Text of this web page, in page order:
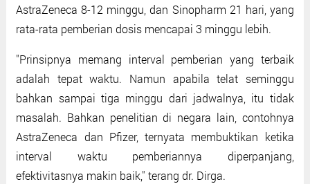
AstraZeneca 8-12 minggu, dan Sinopharm 21 hari, yang
rata-rata pemberian dosis mencapai 3 minggu lebih.
"Prinsipnya memang interval pemberian yang terbaik
adalah tepat waktu. Namun apabila telat seminggu
bahkan sampai tiga minggu dari jadwalnya, itu tidak
masalah. Bahkan penelitian di negara lain, contohnya
AstraZeneca dan Pfizer, ternyata membuktikan ketika
interval waktu pemberiannya diperpanjang,
efektivitasnya makin baik," terang dr. Dirga.